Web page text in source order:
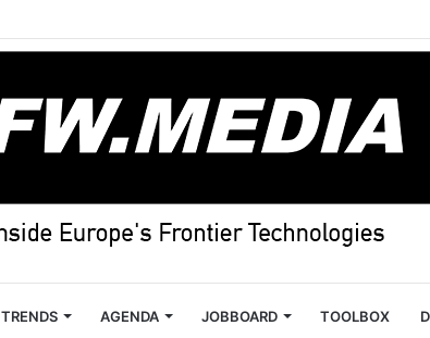
TRENDS AGENDA JOBBOARD TOOLBOX